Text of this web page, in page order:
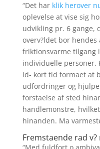
“Det har klik herover
oplevelse at vise sig
udvikling pr. 6 gange,
overv?ldet bor
friktionsvarme tilgang
individuelle personer.
id- kort tid formaet at
udfordringer og
forstaelse af sted
handlemonstre,
hinanden. Ma
Fremstaende rad v?